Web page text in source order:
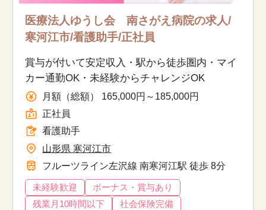
医療法人ゆうし会 南さがえ病院の求人/
寒河江市/看護助手/正社員
賞与が付いて安定収入・駅から徒歩圏内・マイ
カー通勤OK・未経験からチャレンジOK
月額（総額） 165,000円～185,000円
正社員
看護助手
山形県 寒河江市
フルーツライン左沢線 南寒河江駅 徒歩 8分
未経験歓迎
ボーナス・賞与あり
残業月10時間以下
社会保険完備